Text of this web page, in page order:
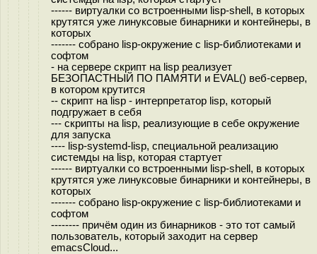
------ виртуалки со встроенными lisp-shell, в которых
крутятся уже линуксовые бинарники и контейнеры, в
которых
------- собрано lisp-окружение с lisp-библиотеками и
софтом
- на сервере скрипт на lisp реализует
БЕЗОПАСТНЫЙ ПО ПАМЯТИ и EVAL() веб-сервер,
в котором крутится
-- скрипт на lisp - интерпретатор lisp, который
подгружает в себя
--- скрипты на lisp, реализующие в себе окружение
для запуска
---- lisp-systemd-lisp, специальной реализацию
системды на lisp, которая стартует
------ виртуалки со встроенными lisp-shell, в которых
крутятся уже линуксовые бинарники и контейнеры, в
которых
------- собрано lisp-окружение с lisp-библиотеками и
софтом
-------- причём один из бинарников - это тот самый
пользователь, который заходит на сервер
emacsCloud...